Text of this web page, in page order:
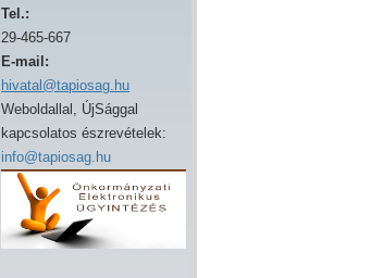
Tel.:
29-465-667
E-mail:
hivatal@tapiosag.hu
Weboldallal, ÚjSággal
kapcsolatos észrevételek:
info@tapiosag.hu